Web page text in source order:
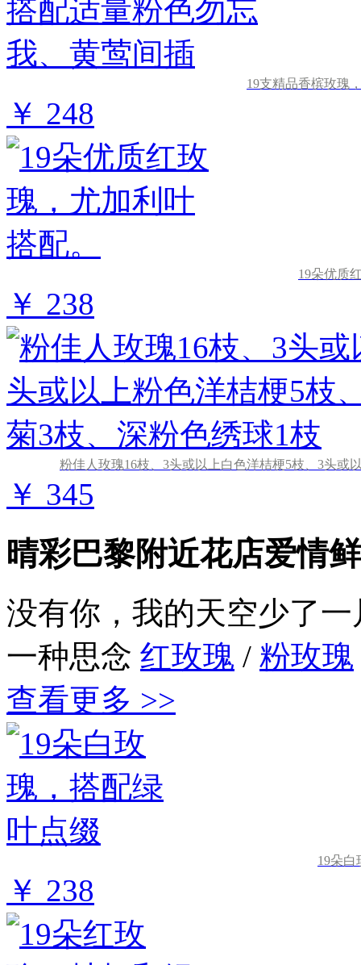
19支精品香槟玫瑰
￥ 248
19朵优质
￥ 238
粉佳人玫瑰16枝、3头或以上白色洋桔梗5枝、3头或
￥ 345
晴彩巴黎附近花店爱情
没有你，我的天空少了
一种思念 红玫瑰 / 粉玫瑰
查看更多 >>
19朵白
￥ 238